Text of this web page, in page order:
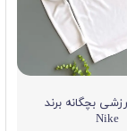
بچگانه برند
Nike